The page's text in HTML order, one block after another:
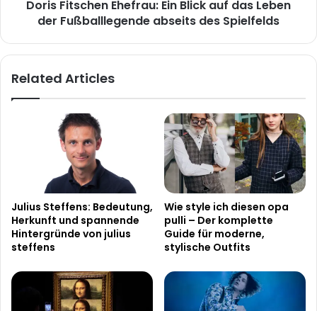
Fußballlegende
abseits
Doris Fitschen Ehefrau: Ein Blick auf das Leben
der Fußballlegende abseits des Spielfelds
Related Articles
Julius Steffens: Bedeutung,
Herkunft und spannende
Hintergründe von julius
steffens
Wie style ich diesen opa
pulli – Der komplette
Guide für moderne,
stylische Outfits